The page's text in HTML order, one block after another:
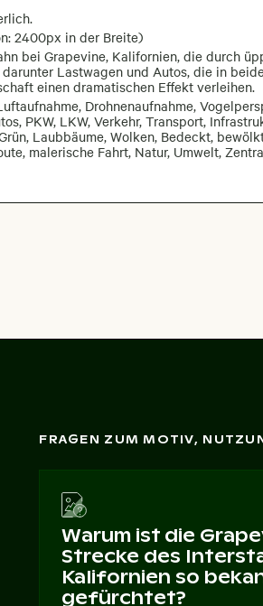
2400px in der Breite)
bei Grapevine, Kalifornien, die durch
Lastwagen und Autos, die in
einen dramatischen Effekt verleihen.
Drohnenaufnahme,
PKW, LKW, Verkehr, Transport,
Laubbäume, Wolken, Bedeckt,
malerische Fahrt, Natur, Umwelt,
FRAGEN ZUM MOTIV,
Warum ist die
Strecke des
Kalifornien so
gefürchtet?